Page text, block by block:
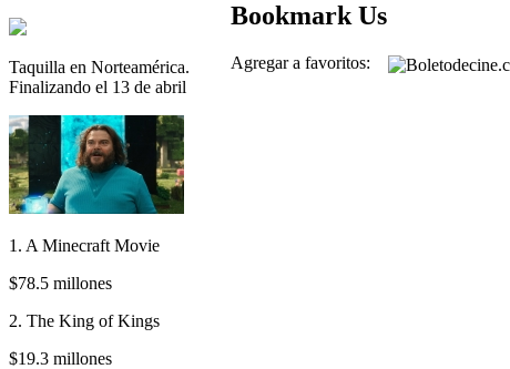
Taquilla en Norteamérica.
Finalizando el 13 de abril
1. A Minecraft Movie
$78.5 millones
2. The King of Kings
$19.3 millones
Bookmark Us
Agregar a favoritos: